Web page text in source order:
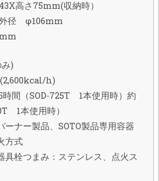
高さ75mm(収納時）
外径 φ106mm
)
h)
間（SOD-725T 1本使用時）約
1本使用時）
ーナー製品、SOTO製品専用容器
方式
具栓つまみ：ステンレス、点火ス